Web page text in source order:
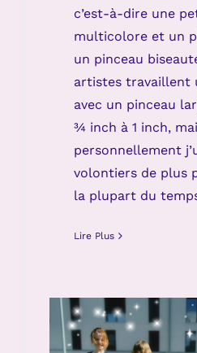
c’est-à-dire une
multicolore et un
un pinceau
artistes travaillent
avec un pinceau
¾ inch à 1 inch,
personnellement
volontiers de plus
la plupart du
Lire Plus